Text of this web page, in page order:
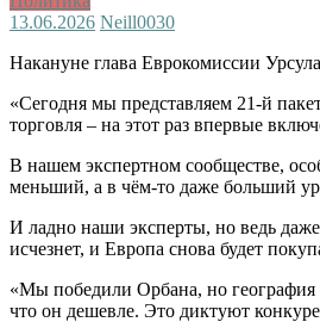
13.06.2026 Neill0030
Накануне глава Еврокомиссии
«Сегодня мы представляем 21-й
торговля – на этот раз впервые
В нашем экспертном сообществе,
меньший, а в чём-то даже больший
И ладно наши эксперты, но ведь
исчезнет, и Европа снова будет
«Мы победили Орбана, но география
что он дешевле. Это диктуют